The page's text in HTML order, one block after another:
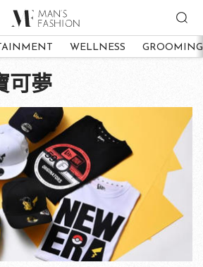
WELLNESS GROOMING
可夢